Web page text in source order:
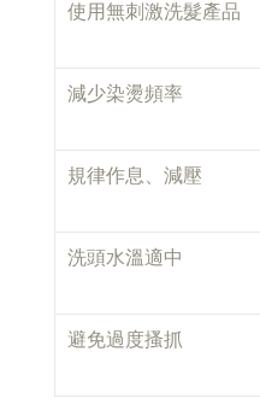
使用無刺激洗髮產品
減少染燙頻率
規律作息、減壓
洗頭水溫適中
避免過度搔抓